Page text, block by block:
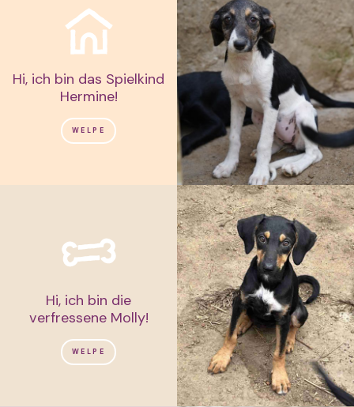
Hi, ich bin das Spielkind
Hermine!
WELPE
Hi, ich bin die
verfressene Molly!
WELPE